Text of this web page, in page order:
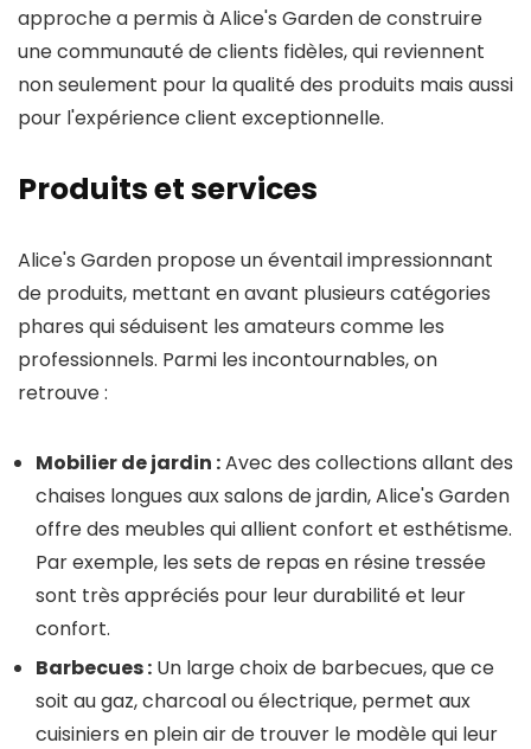
approche a permis à Alice's Garden de construire
une communauté de clients fidèles, qui reviennent
non seulement pour la qualité des produits mais aussi
pour l'expérience client exceptionnelle.
Produits et services
Alice's Garden propose un éventail impressionnant
de produits, mettant en avant plusieurs catégories
phares qui séduisent les amateurs comme les
professionnels. Parmi les incontournables, on
retrouve :
Mobilier de jardin :Avec des collections allant des
chaises longues aux salons de jardin, Alice's Garden
offre des meubles qui allient confort et esthétisme.
Par exemple, les sets de repas en résine tressée
sont très appréciés pour leur durabilité et leur
confort.
Barbecues : Un large choix de barbecues, que ce
soit au gaz, charcoal ou électrique, permet aux
cuisiniers en plein air de trouver le modèle qui leur